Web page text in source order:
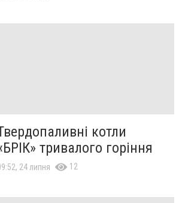
котли
тривалого горіння
24 липня 12